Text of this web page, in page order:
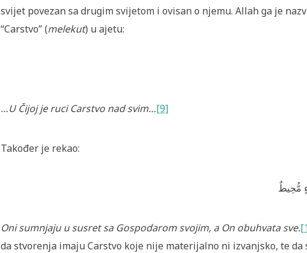
svijet povezan sa drugim svijetom i ovisan o njemu. Allah ga je
“Carstvo” (melekut) u ajetu:
…U Čijoj je ruci Carstvo nad svim…[9]
Također je rekao:
مُّحِيطٌ
Oni sumnjaju u susret sa Gospodarom svojim, a On obuhvata sve.
da stvorenja imaju Carstvo koje nije materijalno ni izvanjsko, te da